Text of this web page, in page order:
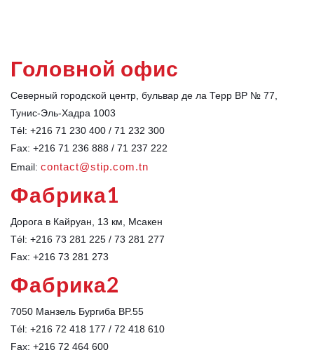
Головной офис
Северный городской центр, бульвар де ла Терр BP № 77,
Тунис-Эль-Хадра 1003
Tél: +216 71 230 400 / 71 232 300
Fax: +216 71 236 888 / 71 237 222
Email: contact@stip.com.tn
Фабрика1
Дорога в Кайруан, 13 км, Мсакен
Tél: +216 73 281 225 / 73 281 277
Fax: +216 73 281 273
Фабрика2
7050 Манзель Бургиба BP.55
Tél: +216 72 418 177 / 72 418 610
Fax: +216 72 464 600